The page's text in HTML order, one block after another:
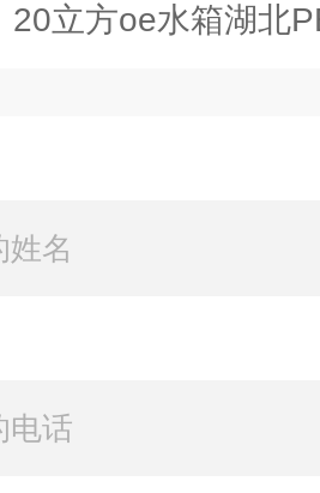
20立方oe水箱湖北PE储水桶耐